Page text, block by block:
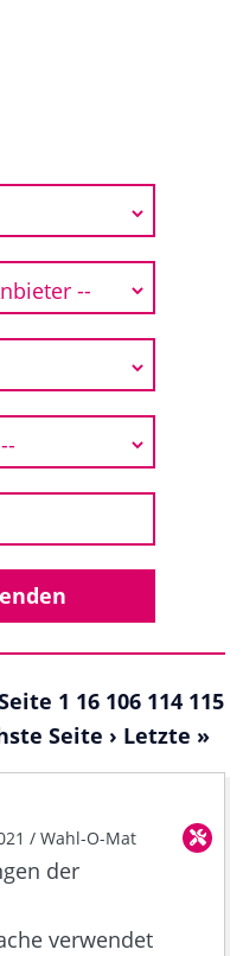
1 16 106 114 115
Seite › Letzte »
/ Wahl-O-Mat
der
verwendet